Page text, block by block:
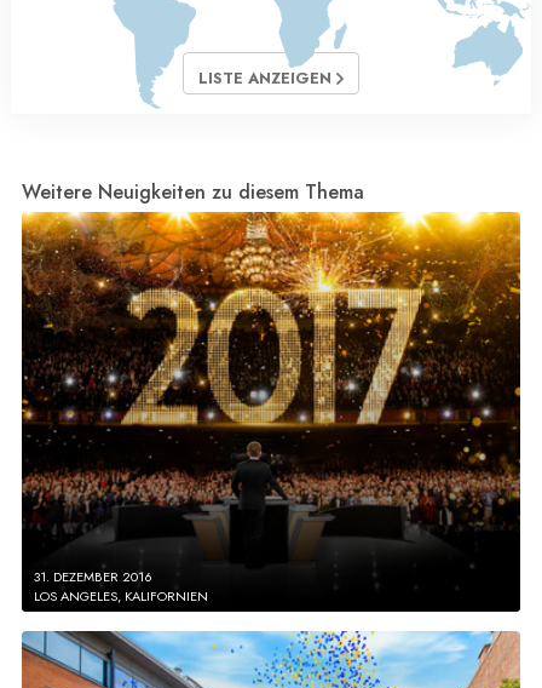
LISTE ANZEIGEN
Weitere Neuigkeiten zu diesem Thema
31. DEZEMBER 2016
LOS ANGELES, KALIFORNIEN